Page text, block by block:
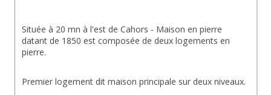
Située à 20 mn à l'est de Cahors - Maison en pierre
datant de 1850 est composée de deux logements en
pierre.
Premier logement dit maison principale sur deux niveaux.